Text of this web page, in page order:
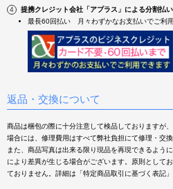
2018年12月24日
年末年始休暇のご案内
年末年始は20018年12月29日～2019年1月3日
常通り営業させていただきます。
トロワF」が入荷しました！
②ドクターリセラ メディカルダームEX（美顔
荷しました！早い者勝ちです。
商品の詳細はお気軽にお問い合わせ下さい。
2018年11月9日 中古美容機器 入荷しました！
①キャビリポDEX-V（痩身複合器）/ 吸引ローラ
提携クレジット会社「アプラス」による分割払い
最長60回払い 月々わずかなお支払いでご利用
返品・交換について
商品は梱包の際に十分注意して検品しておりますが
場合には、修理費用はすべて弊社負担にて修理・交
また、商品写真は出来る限り現品を再現できるよう
により差異が生じる場合がございます。原則として
ておりません。詳細は「特定商品取引に基づく表記」